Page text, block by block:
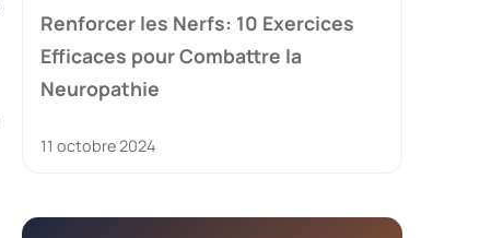
Renforcer les Nerfs: 10 Exercices
Efficaces pour Combattre la
Neuropathie
11 octobre 2024